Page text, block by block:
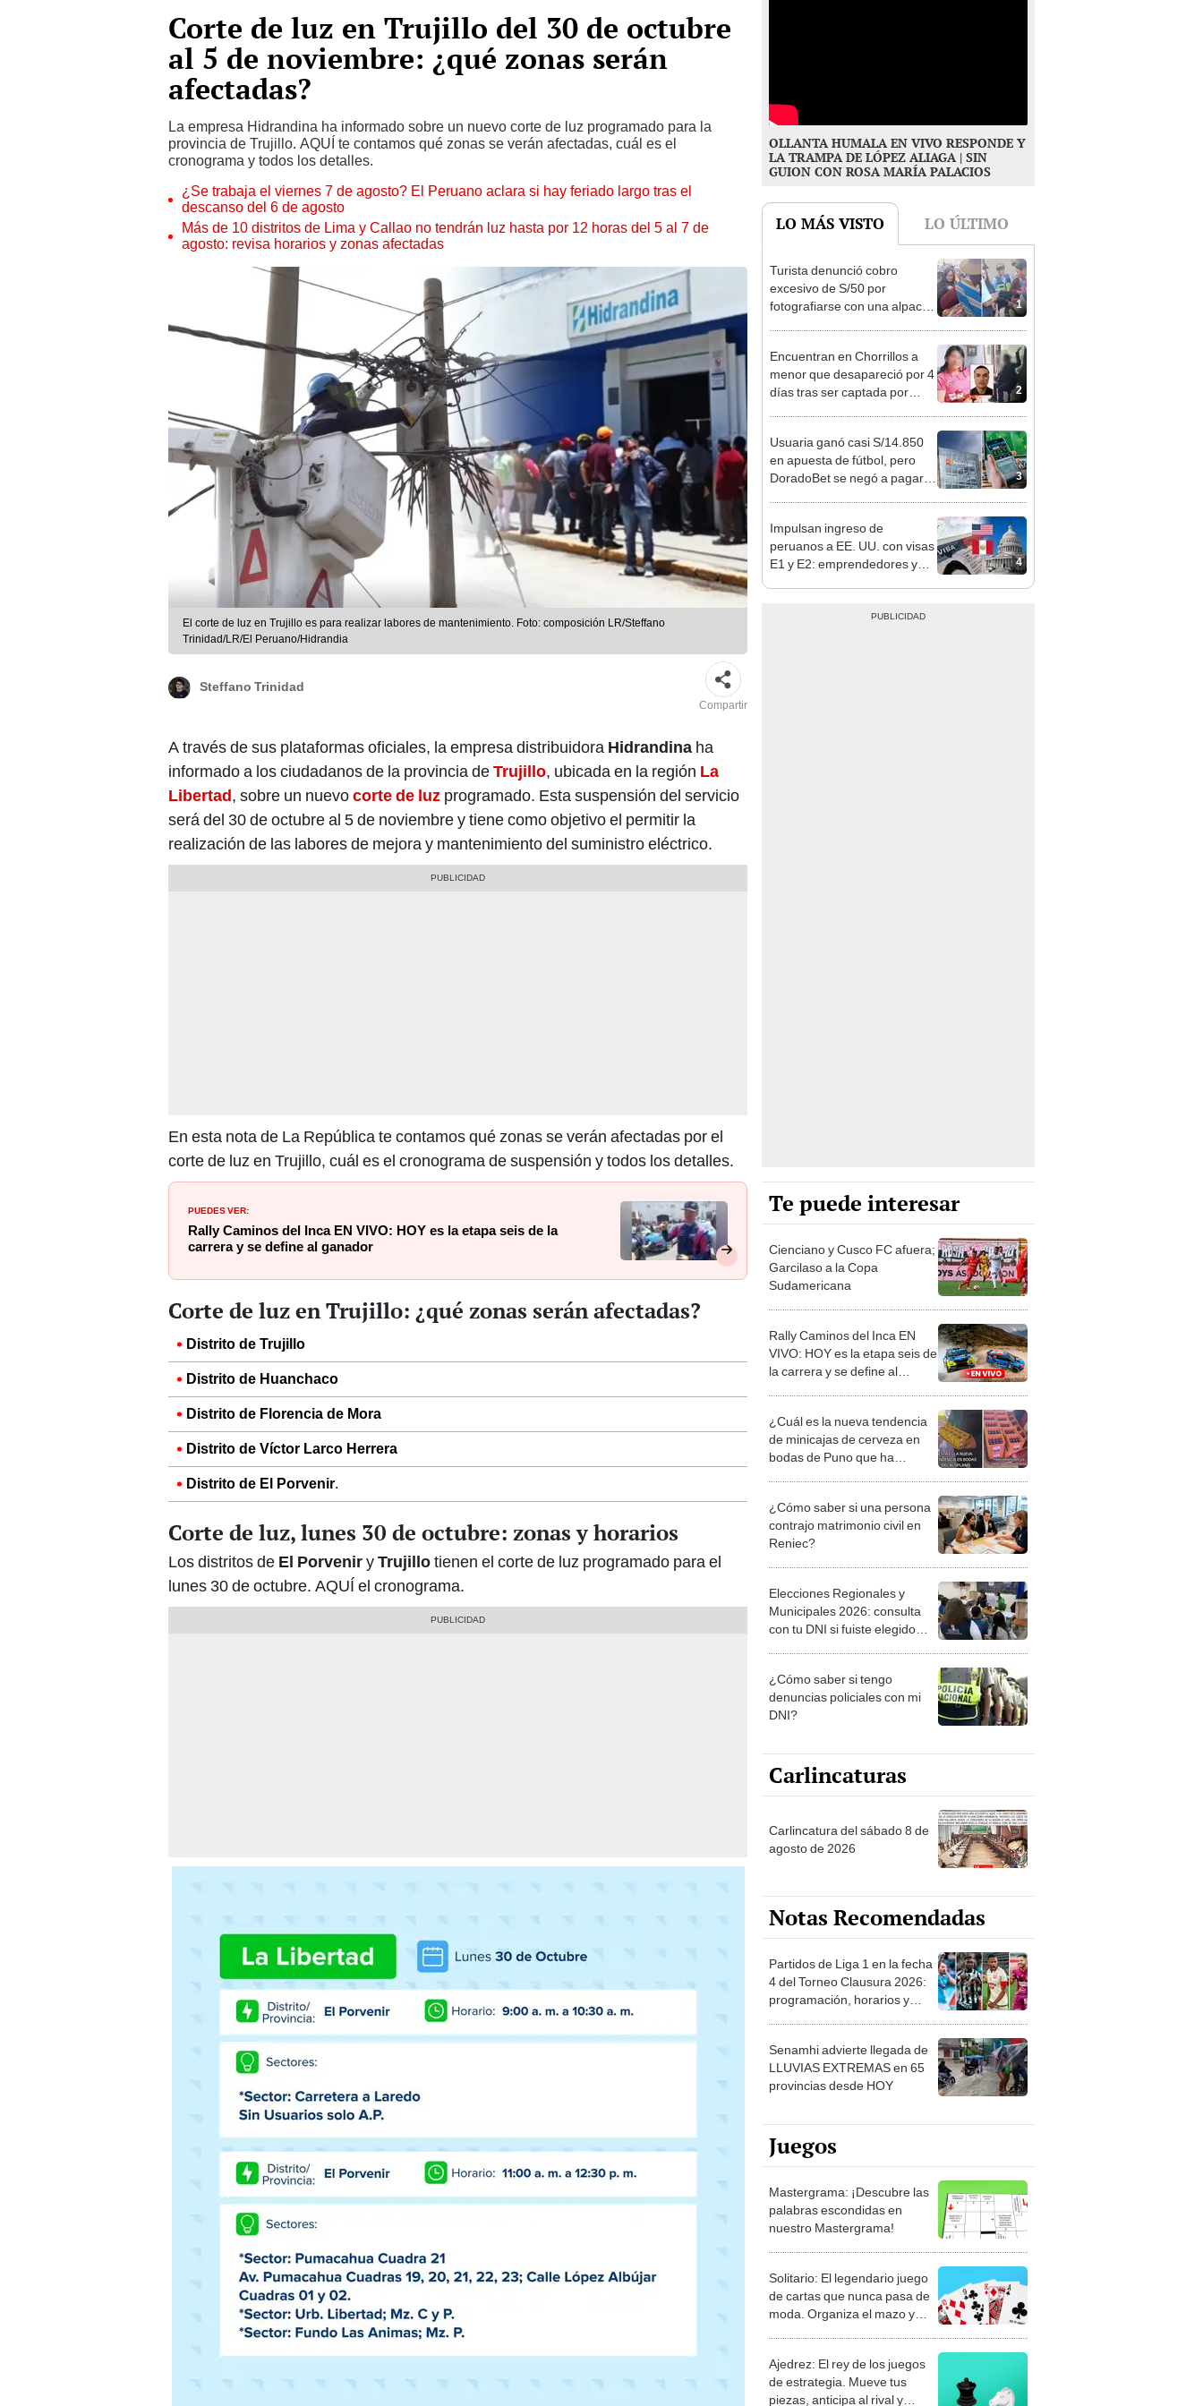
Corte de luz en Trujillo del 30 de octubre
al 5 de noviembre: ¿qué zonas serán
afectadas?
La empresa Hidrandina ha informado sobre un nuevo corte de luz programado para la
provincia de Trujillo. AQUÍ te contamos qué zonas se verán afectadas, cuál es el
cronograma y todos los detalles.
¿Se trabaja el viernes 7 de agosto? El Peruano aclara si hay feriado largo tras el
descanso del 6 de agosto
Más de 10 distritos de Lima y Callao no tendrán luz hasta por 12 horas del 5 al 7 de
agosto: revisa horarios y zonas afectadas
El corte de luz en Trujillo es para realizar labores de mantenimiento. Foto: composición LR/Steffano
Trinidad/LR/El Peruano/Hidrandia
Steffano Trinidad
Compartir
A través de sus plataformas oficiales, la empresa distribuidora Hidrandina ha
informado a los ciudadanos de la provincia deTrujillo, ubicada en la región La
Libertad, sobre un nuevocorte de luz programado. Esta suspensión del servicio
será del 30 de octubre al 5 de noviembre y tiene como objetivo el permitir la
realización de las labores de mejora y mantenimiento del suministro eléctrico.
En esta nota de La República te contamos qué zonas se verán afectadas por el
corte de luz en Trujillo, cuál es el cronograma de suspensión y todos los detalles.
PUEDES VER:
Rally Caminos del Inca EN VIVO: HOY es la etapa seis de la
carrera y se define al ganador
Corte de luz en Trujillo: ¿qué zonas serán afectadas?
Distrito de Trujillo
Distrito de Huanchaco
Distrito de Florencia de Mora
Distrito de Víctor Larco Herrera
Distrito de El Porvenir.
Corte de luz, lunes 30 de octubre: zonas y horarios
Los distritos de El PorveniryTrujillotienen el corte de luz programado para el
lunes 30 de octubre. AQUÍ el cronograma.
OLLANTA HUMALA EN VIVO RESPONDE Y
LA TRAMPA DE LÓPEZ ALIAGA | SIN
GUION CON ROSA MARÍA PALACIOS
LO MÁS VISTO LO ÚLTIMO
1
Turista denunció cobro
excesivo de S/50 por
fotografiarse con una alpaca
2
Encuentran en Chorrillos a
menor que desapareció por 4
días tras ser captada por
3
Usuaria ganó casi S/14.850
en apuesta de fútbol, pero
DoradoBet se negó a pagar:
4
Impulsan ingreso de
peruanos a EE. UU. con visas
E1 y E2: emprendedores y
Te puede interesar
Cienciano y Cusco FC afuera;
Garcilaso a la Copa
Sudamericana
Rally Caminos del Inca EN
VIVO: HOY es la etapa seis de
la carrera y se define al
¿Cuál es la nueva tendencia
de minicajas de cerveza en
bodas de Puno que ha
¿Cómo saber si una persona
contrajo matrimonio civil en
Reniec?
Elecciones Regionales y
Municipales 2026: consulta
con tu DNI si fuiste elegido
la ONPE
¿Cómo saber si tengo
denuncias policiales con mi
DNI?
Carlincaturas
Carlincatura del sábado 8 de
agosto de 2026
Notas Recomendadas
Partidos de Liga 1 en la fecha
4 del Torneo Clausura 2026:
programación, horarios y
Senamhi advierte llegada de
LLUVIAS EXTREMAS en 65
provincias desde HOY
Juegos
Mastergrama: ¡Descubre las
palabras escondidas en
nuestro Mastergrama!
Solitario: El legendario juego
de cartas que nunca pasa de
moda. Organiza el mazo y
Ajedrez: El rey de los juegos
de estrategia. Mueve tus
piezas, anticipa al rival y